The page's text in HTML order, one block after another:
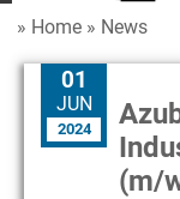
Home News
(m/
01
JUN
2024